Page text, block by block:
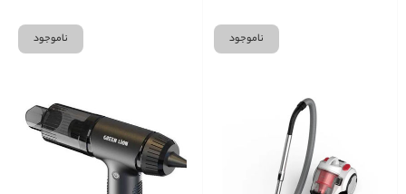
ناموجود ناموجود